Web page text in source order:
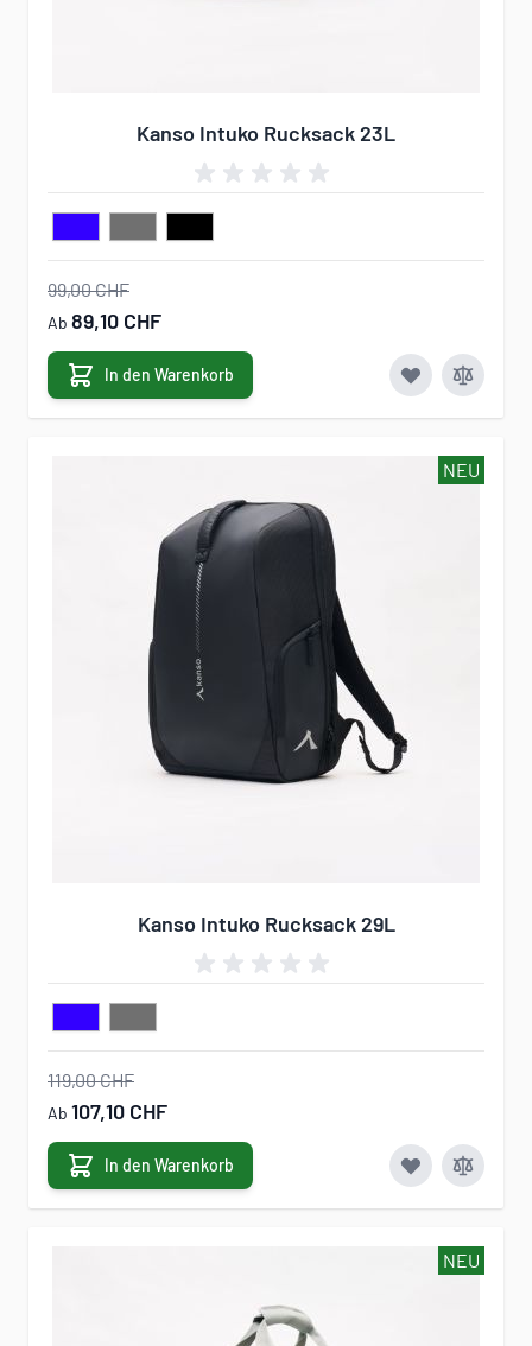
Kanso Intuko Rucksack 23L
99,00 CHF
Ab 89,10 CHF
In den Warenkorb
NEU
Kanso Intuko Rucksack 29L
119,00 CHF
Ab 107,10 CHF
In den Warenkorb
NEU